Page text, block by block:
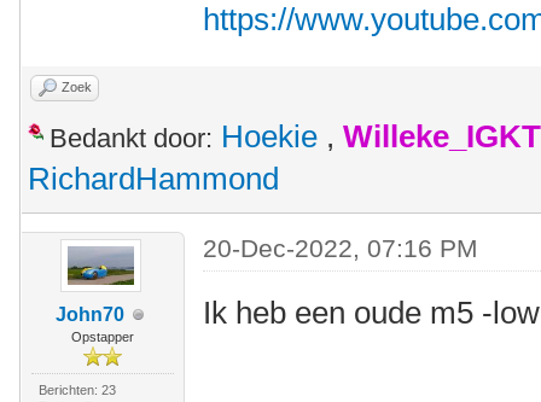
https://
Zoek
Bedankt door: Hoekie , Willeke_IGKT
RichardHammond
John70
Opstapper
Berichten: 23
20-Dec-2022, 07:16 PM
Ik heb een oude m5 -